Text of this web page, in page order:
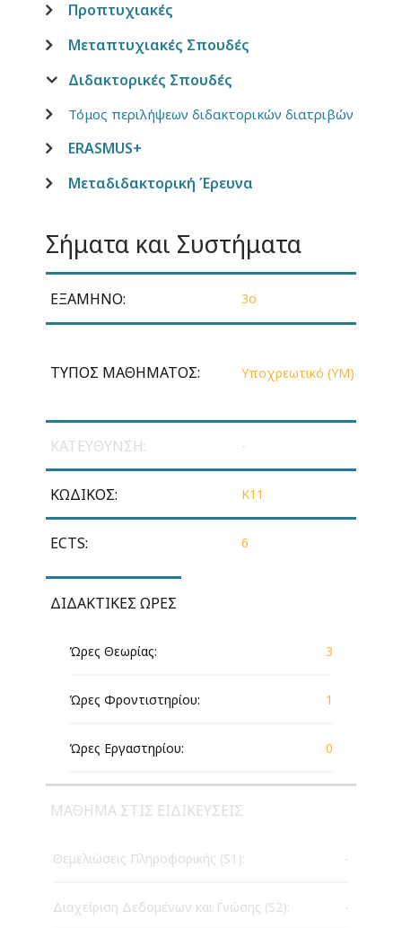
Σήματα και Συστήματα
ΕΞΆΜΗΝΟ: 3ο
ΤΎΠΟΣ ΜΑΘΉΜΑΤΟΣ: Υποχρεωτικό (ΥΜ)
ΚΑΤΕΎΘΥΝΣΗ: -
ΚΩΔΙΚΌΣ: Κ11
ECTS: 6
ΔΙΔΑΚΤΙΚΈΣ ΏΡΕΣ
Ώρες Θεωρίας: 3
Ώρες Φροντιστηρίου: 1
Ώρες Εργαστηρίου: 0
ΜΆΘΗΜΑ ΣΤΙΣ ΕΙΔΙΚΕΎΣΕΙΣ
Θεμελιώσεις Πληροφορικής (S1): -
Διαχείριση Δεδομένων και Γνώσης (S2): -
Προπτυχιακές
Μεταπτυχιακές Σπουδές
Διδακτορικές Σπουδές
Τόμος περιλήψεων διδακτορικών διατριβών
ERASMUS+
Μεταδιδακτορική Έρευνα